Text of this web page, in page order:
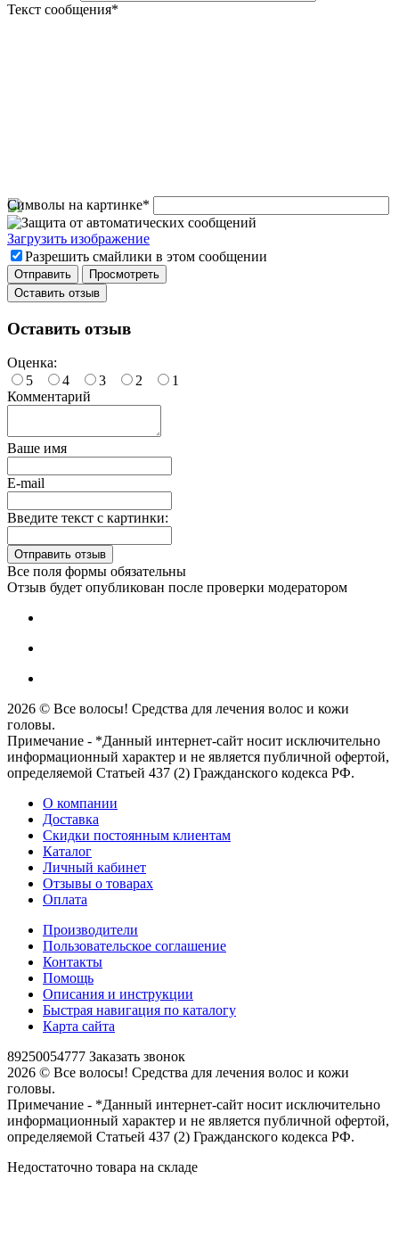
Текст сообщения*
Символы на картинке*
Загрузить изображение
Разрешить смайлики в этом сообщении
Оставить отзыв
Оставить отзыв
Оценка:
5
4 3 2
1
Комментарий
Ваше имя
E-mail
Введите текст с картинки:
Все поля формы обязательны
Отзыв будет опубликован после проверки модератором
2026 © Все волосы! Средства для лечения волос и кожи
головы.
Примечание - *Данный интернет-сайт носит исключительно
информационный характер и не является публичной офертой,
определяемой Статьей 437 (2) Гражданского кодекса РФ.
О компании
Доставка
Скидки постоянным клиентам
Каталог
Личный кабинет
Отзывы о товарах
Оплата
Производители
Пользовательское соглашение
Контакты
Помощь
Описания и инструкции
Быстрая навигация по каталогу
Карта сайта
89250054777 Заказать звонок
2026 © Все волосы! Средства для лечения волос и кожи
головы.
Примечание - *Данный интернет-сайт носит исключительно
информационный характер и не является публичной офертой,
определяемой Статьей 437 (2) Гражданского кодекса РФ.
Недостаточно товара на складе